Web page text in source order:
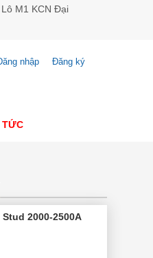
M1 KCN Đại
nhập Đăng ký
TỨC
Stud 2000-2500A